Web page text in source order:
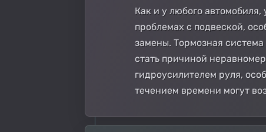
Как и у любого
проблемах с подвеской,
замены. Тормозная
стать причиной
гидроусилителем руля,
течением времени могут